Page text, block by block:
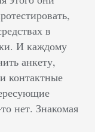
в
И каждому
анкету,
контактные
нет. Знакомая